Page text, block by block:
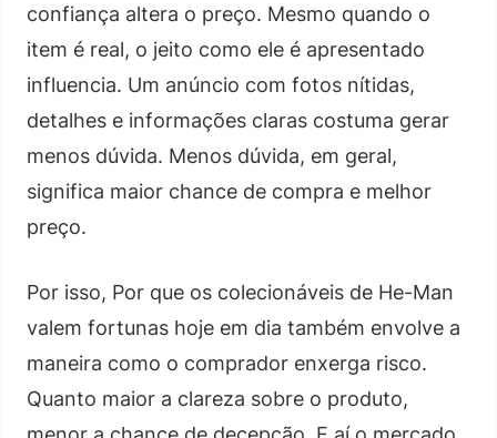
confiança altera o preço. Mesmo quando o
item é real, o jeito como ele é apresentado
influencia. Um anúncio com fotos nítidas,
detalhes e informações claras costuma gerar
menos dúvida. Menos dúvida, em geral,
significa maior chance de compra e melhor
preço.
Por isso, Por que os colecionáveis de He-Man
valem fortunas hoje em dia também envolve a
maneira como o comprador enxerga risco.
Quanto maior a clareza sobre o produto,